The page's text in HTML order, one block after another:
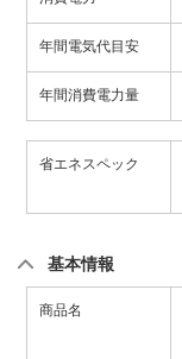
年間電気代目安
年間消費電力量
省エネスペック
基本情報
商品名